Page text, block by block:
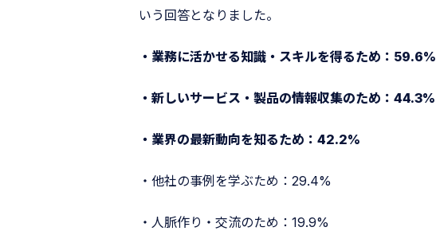
いう回答となりました。
・業務に活かせる知識・スキルを得るため：59.6%
・新しいサービス・製品の情報収集のため：44.3%
・業界の最新動向を知るため：42.2%
・他社の事例を学ぶため：29.4%
・人脈作り・交流のため：19.9%